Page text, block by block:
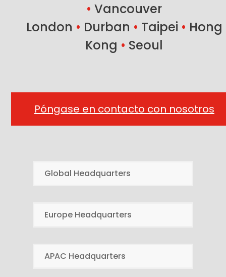
• Vancouver
London • Durban • Taipei • Hong
Kong • Seoul
Póngase en contacto con nosotros
Global Headquarters
Europe Headquarters
APAC Headquarters